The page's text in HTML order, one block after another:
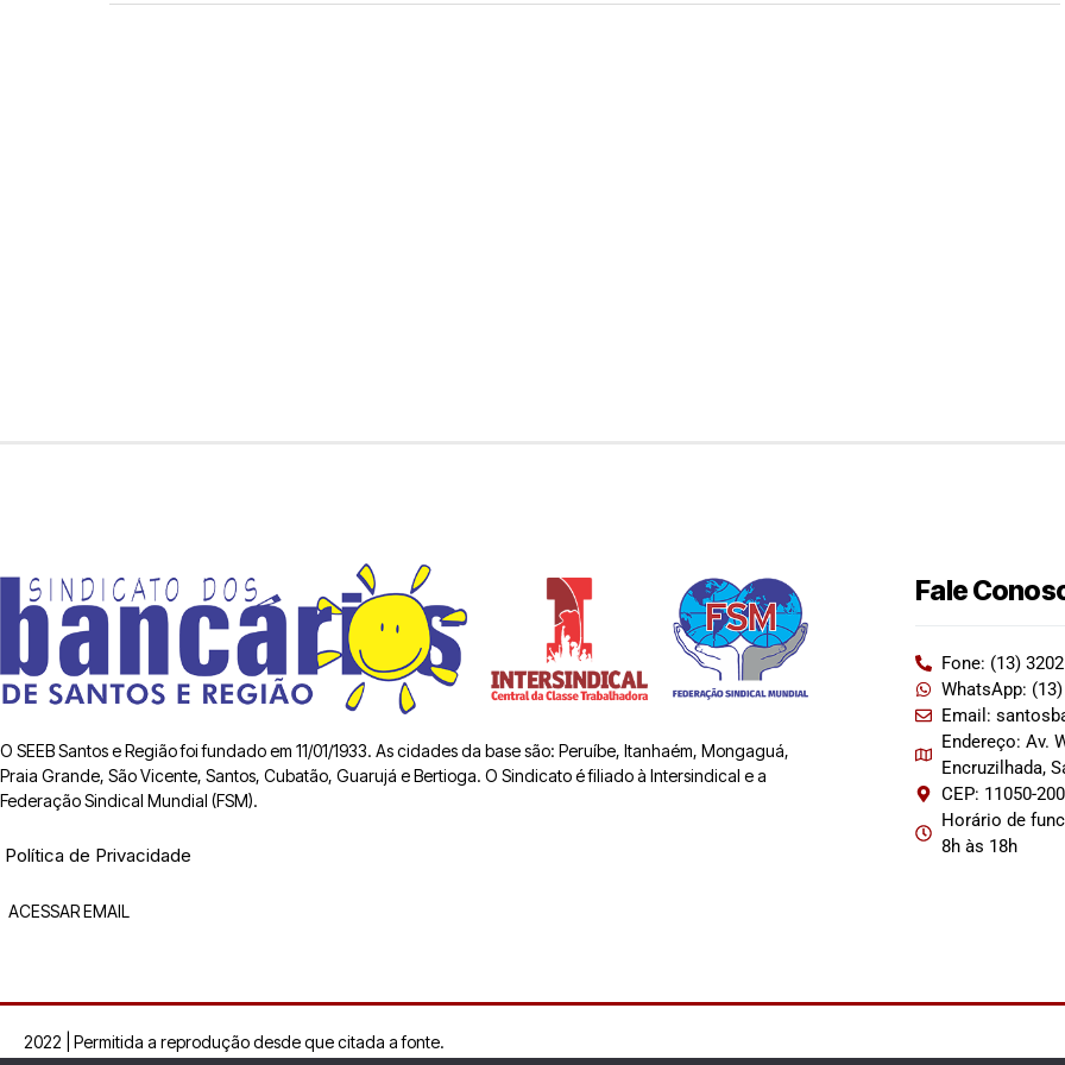
O SEEB Santos e Região foi fundado em 11/01/1933. As cidades da base são: Peruíbe, Itanhaém, Mongaguá,
Praia Grande, São Vicente, Santos, Cubatão, Guarujá e Bertioga. O Sindicato é filiado à Intersindical e a
Federação Sindical Mundial (FSM).
Política de Privacidade
ACESSAR EMAIL
Fale
Fone: (13)
WhatsApp:
Email:
Endereço: Av.
Encruzilhada,
CEP: 11050-200
Horário de
8h às 18h
2022 | Permitida a reprodução desde que citada a fonte.